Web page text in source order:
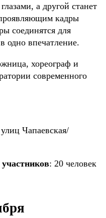
а другой станет
кадры
соединятся для
одно впечатление.
хореограф и
современного
Чапаевская/
: 20 человек